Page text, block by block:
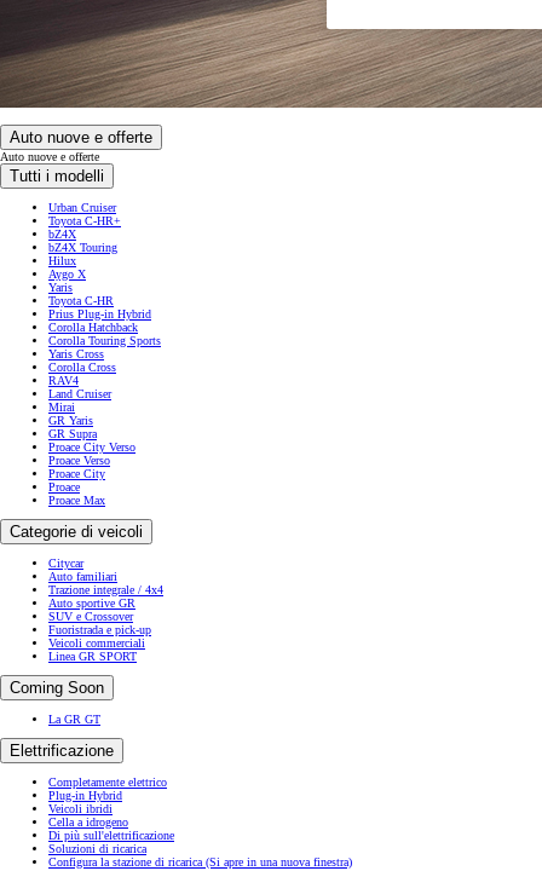
Auto nuove e offerte
Auto nuove e offerte
Tutti i modelli
Urban Cruiser
Toyota C-HR+
bZ4X
bZ4X Touring
Hilux
Aygo X
Yaris
Toyota C-HR
Prius Plug-in Hybrid
Corolla Hatchback
Corolla Touring Sports
Yaris Cross
Corolla Cross
RAV4
Land Cruiser
Mirai
GR Yaris
GR Supra
Proace City Verso
Proace Verso
Proace City
Proace
Proace Max
Categorie di veicoli
Citycar
Auto familiari
Trazione integrale / 4x4
Auto sportive GR
SUV e Crossover
Fuoristrada e pick-up
Veicoli commerciali
Linea GR SPORT
Coming Soon
La GR GT
Elettrificazione
Completamente elettrico
Plug-in Hybrid
Veicoli ibridi
Cella a idrogeno
Di più sull'elettrificazione
Soluzioni di ricarica
Configura la stazione di ricarica (Si apre in una nuova finestra)